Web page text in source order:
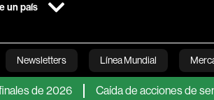
un país
Newsletters Línea Mundial
Bloomberg Green
2026 Caída de acciones de